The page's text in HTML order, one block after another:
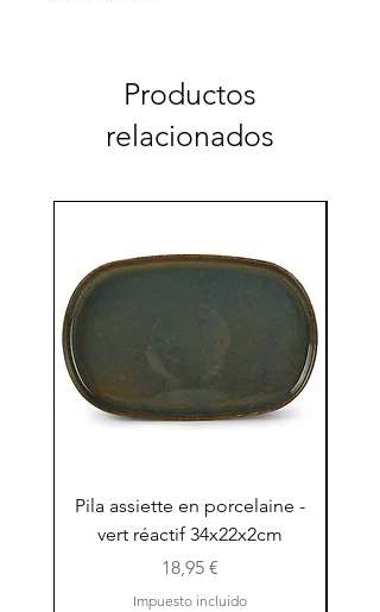
Productos
relacionados
Pila assiette en porcelaine -
vert réactif 34x22x2cm
Precio
18,95 €
Impuesto incluido